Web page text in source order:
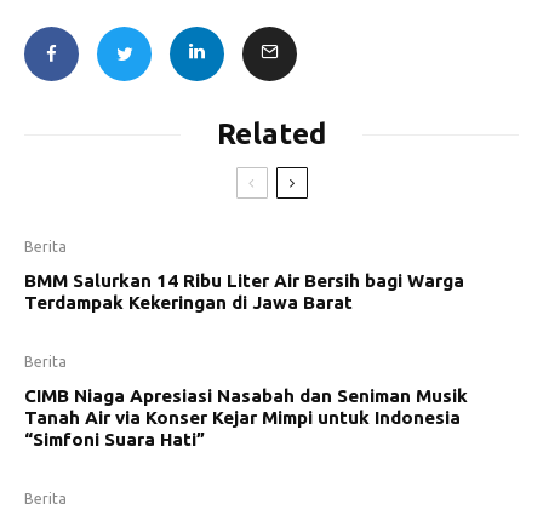
Related
Berita
BMM Salurkan 14 Ribu Liter Air Bersih bagi Warga
Terdampak Kekeringan di Jawa Barat
Berita
CIMB Niaga Apresiasi Nasabah dan Seniman Musik
Tanah Air via Konser Kejar Mimpi untuk Indonesia
“Simfoni Suara Hati”
Berita